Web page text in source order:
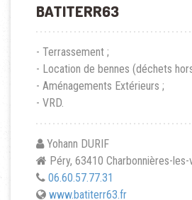
BATITERR63
- Terrassement ;
- Location de bennes (déchets
- Aménagements Extérieurs ;
- VRD.
Yohann DURIF
Péry, 63410 Charbonnières-les-
06.60.57.77.31
www.batiterr63.fr